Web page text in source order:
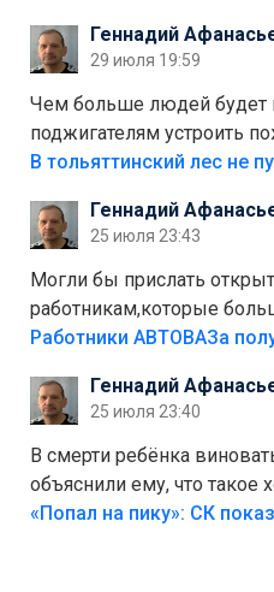
лежала в парке и
украли.
Геннадий
29 июля 19:59
Чем больше людей будет
поджигателям устроить
костры,тех надо
Штрафы мизерные.
Геннадий
25 июля 23:43
Могли бы прислать
работникам,которые
на предприятии.
Работники АВТОВАЗа
Геннадий
25 июля 23:40
В смерти ребёнка
объяснили ему, что такое
Лезть через такой